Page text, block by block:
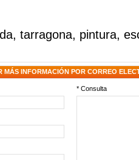
, tarragona, pintura,
MÁS INFORMACIÓN POR CORREO
* Consulta